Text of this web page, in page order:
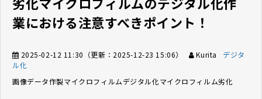
業における注意すべきポイント！
2025-02-12 11:30 （更新： 2025-12-23 15:06） Kurita
デジタ
ル化
画像データ作製マイクロフィルムデジタル化マイクロフィルム劣化